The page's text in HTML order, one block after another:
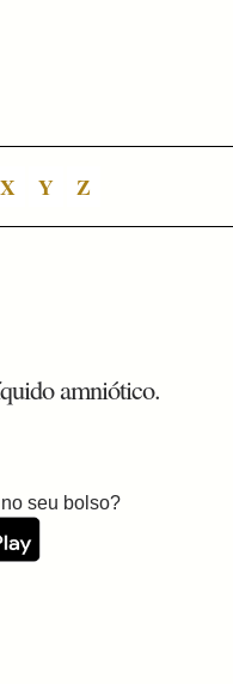
X Y Z
amniótico.
seu bolso?